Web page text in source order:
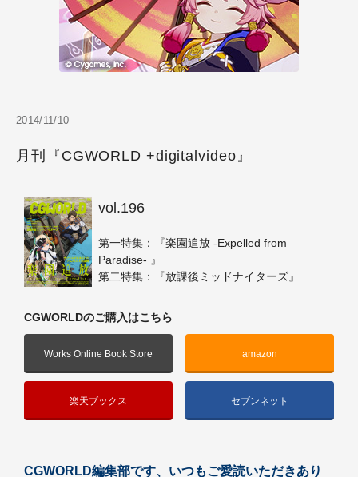
2014/11/10
月刊『CGWORLD +digitalvideo』
vol.196
第一特集：『楽園追放 -Expelled from
Paradise- 』
第二特集：『放課後ミッドナイターズ』
CGWORLDのご購入はこちら
Works Online Book Store amazon
楽天ブックス セブンネット
CGWORLD編集部です、いつもご愛読いただきあり